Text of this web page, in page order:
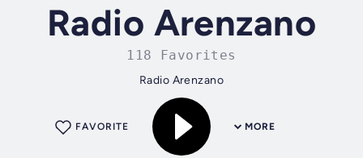
Radio Arenzano
118 Favorites
Radio Arenzano
MORE
FAVORITE